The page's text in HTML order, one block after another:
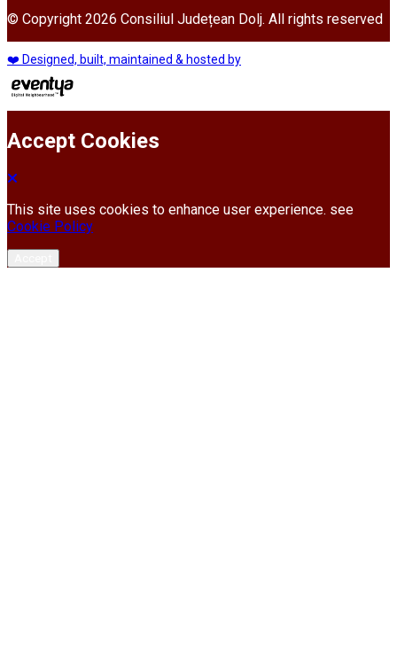
© Copyright 2026 Consiliul Județean Dolj. All rights reserved
❤️ Designed, built, maintained & hosted by
Accept Cookies
This site uses cookies to enhance user experience. see
Cookie Policy